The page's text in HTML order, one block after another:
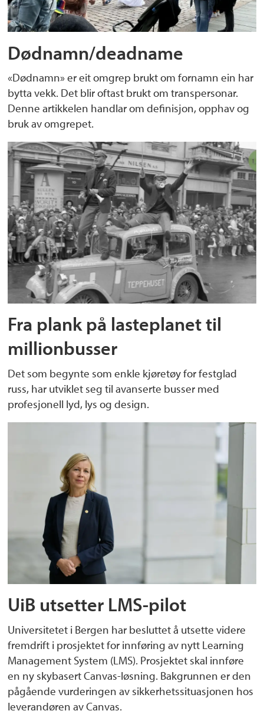
Dødnamn/deadname
«Dødnamn» er eit omgrep brukt om fornamn ein har
bytta vekk. Det blir oftast brukt om transpersonar.
Denne artikkelen handlar om definisjon, opphav og
bruk av omgrepet.
Fra plank på lasteplanet til
millionbusser
Det som begynte som enkle kjøretøy for festglad
russ, har utviklet seg til avanserte busser med
profesjonell lyd, lys og design.
UiB utsetter LMS-pilot
Universitetet i Bergen har besluttet å utsette videre
fremdrift i prosjektet for innføring av nytt Learning
Management System (LMS). Prosjektet skal innføre
en ny skybasert Canvas-løsning. Bakgrunnen er den
pågående vurderingen av sikkerhetssituasjonen hos
leverandøren av Canvas.